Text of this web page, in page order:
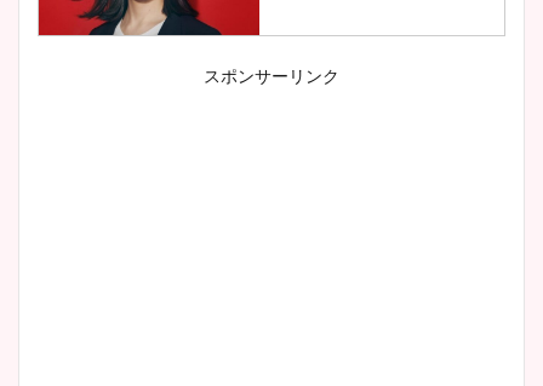
小室瑛莉子のカップ画像まと
スポンサーリンク